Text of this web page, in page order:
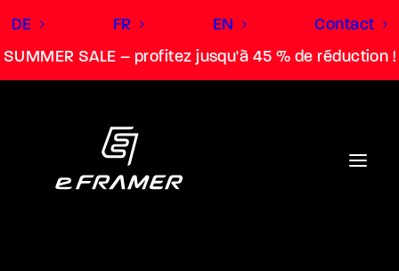
SUMMER SALE – profitez jusqu'à 45 % de réduction !
DE FR EN Contact